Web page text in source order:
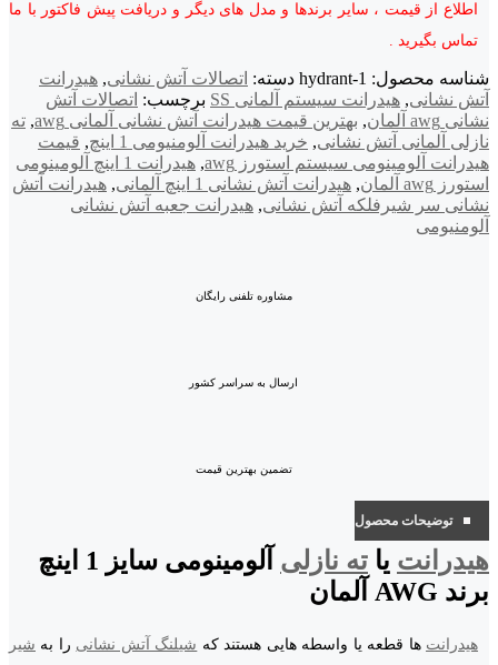
اطلاع از قیمت ، سایر برندها و مدل های دیگر و دریافت پیش فاکتور با ما
تماس بگیرید .
شناسه محصول: hydrant-1 دسته: اتصالات آتش نشانی, هیدرانت
آتش نشانی, هیدرانت سیستم آلمانی SS برچسب: اتصالات آتش
نشانی awg آلمان
, بهترین قیمت هیدرانت آتش نشانی آلمانی awg , ته
نازلی آلمانی آتش نشانی, خرید هیدرانت آلومنیومی 1 اینچ , قیمت
هیدرانت آلومینومی سیستم استورز awg
,
هیدرانت 1 اینچ آلومینومی
استورز awg آلمان
, هیدرانت آتش نشانی 1 اینچ آلمانی , هیدرانت آتش
نشانی سر شیرفلکه آتش نشانی, هیدرانت جعبه آتش نشانی
آلومنیومی
مشاوره تلفنی رایگان
ارسال به سراسر کشور
تضمین بهترین قیمت
توضیحات محصول
هیدرانت یا ته نازلی
آلومینومی سایز 1 اینچ
برند AWG آلمان
هیدرانت ها قطعه یا واسطه هایی هستند که شیلنگ آتش نشانی را به شیر